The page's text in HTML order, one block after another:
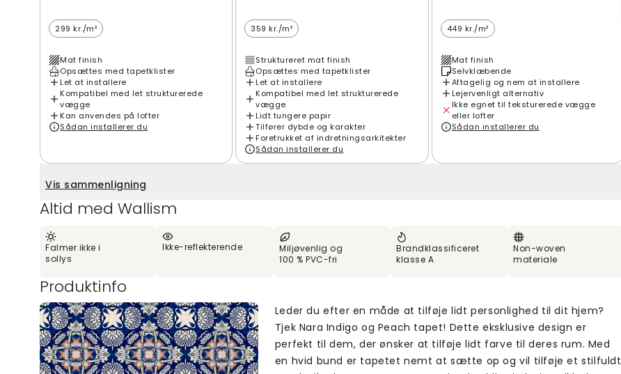
299 kr./m²
Mat finish
Opsættes med tapetklister
Let at installere
Kompatibel med let strukturerede
vægge
Kan anvendes på lofter
Sådan installerer du
359 kr./m²
Struktureret mat finish
Opsættes med tapetklister
Let at installere
Kompatibel med let strukturerede
vægge
Lidt tungere papir
Tilfører dybde og karakter
Foretrukket af indretningsarkitekter
Sådan installerer du
449 kr./m²
Mat finish
Selvklæbende
Aftagelig og nem at installere
Lejervenligt alternativ
Ikke egnet til teksturerede vægge
eller lofter
Sådan installerer du
Vis sammenligning
Altid med Wallism
Falmer ikke i
sollys
Ikke-reflekterende
Miljøvenlig og
100 % PVC-fri
Brandklassificeret
klasse A
Non-woven
materiale
Produktinfo
Leder du efter en måde at tilføje lidt personlighed til dit hjem?
Tjek Nara Indigo og Peach tapet! Dette eksklusive design er
perfekt til dem, der ønsker at tilføje lidt farve til deres rum. Med
en hvid bund er tapetet nemt at sætte op og vil tilføje et stilfuldt